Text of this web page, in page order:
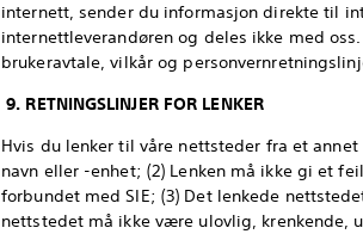
internett, sender du informasjon direkte til
internettleverandøren og deles ikke med
brukeravtale, vilkår og
9. RETNINGSLINJER FOR LENKER
Hvis du lenker til våre nettsteder fra et
navn eller -enhet; (2) Lenken må ikke gi et
forbundet med SIE; (3) Det lenkede
nettstedet må ikke være ulovlig, krenkende,